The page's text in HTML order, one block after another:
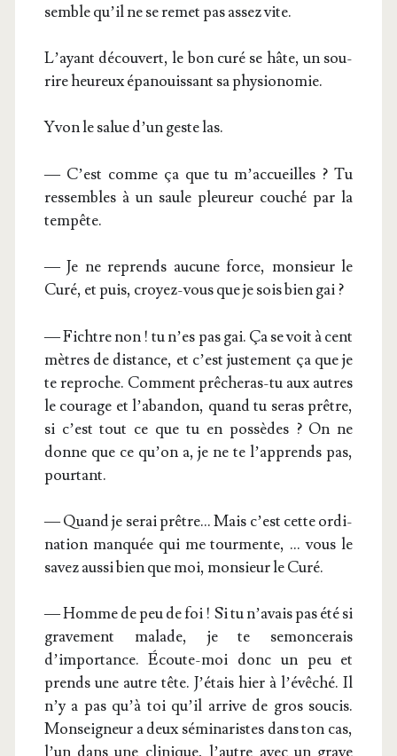
semble qu’il ne se remet pas assez vite.
L’ayant décou­vert, le bon curé se hâte, un sou­
rire heu­reux épa­nouis­sant sa physionomie.
Yvon le salue d’un geste las.
— C’est comme ça que tu m’accueilles ? Tu
res­sembles à un saule pleu­reur cou­ché par la
tempête.
— Je ne reprends aucune force, mon­sieur le
Curé, et puis, croyez-vous que je sois bien gai ?
— Fichtre non ! tu n’es pas gai. Ça se voit à cent
mètres de dis­tance, et c’est jus­te­ment ça que je
te reproche. Com­ment prê­che­ras-tu aux autres
le cou­rage et l’abandon, quand tu seras prêtre,
si c’est tout ce que tu en pos­sèdes ? On ne
donne que ce qu’on a, je ne te l’apprends pas,
pourtant.
— Quand je serai prêtre… Mais c’est cette ordi­
na­tion man­quée qui me tour­mente, … vous le
savez aus­si bien que moi, mon­sieur le Curé.
— Homme de peu de foi ! Si tu n’avais pas été si
gra­ve­ment malade, je te semon­ce­rais
d’importance. Écoute-moi donc un peu et
prends une autre tête. J’étais hier à l’évêché. Il
n’y a pas qu’à toi qu’il arrive de gros sou­cis.
Mon­sei­gneur a deux sémi­na­ristes dans ton cas,